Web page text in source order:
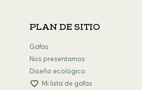
PLAN DE SITIO
Gafas
Nos presentamos
Diseño ecológico
Mi lista de gafas